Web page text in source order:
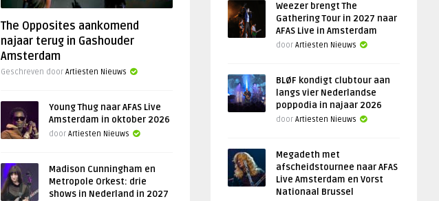
The Opposites aankomend
najaar terug in Gashouder
Amsterdam
Geschreven door Artiesten Nieuws
Young Thug naar AFAS Live
Amsterdam in oktober 2026
door Artiesten Nieuws
Madison Cunningham en
Metropole Orkest: drie
shows in Nederland in 2027
Weezer brengt The
Gathering Tour in 2027 naar
AFAS Live in Amsterdam
door Artiesten Nieuws
BLØF kondigt clubtour aan
langs vier Nederlandse
poppodia in najaar 2026
door Artiesten Nieuws
Megadeth met
afscheidstournee naar AFAS
Live Amsterdam en Vorst
Nationaal Brussel